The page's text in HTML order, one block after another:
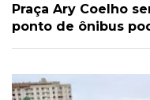
Praça Ary Coelho
ponto de ônibus